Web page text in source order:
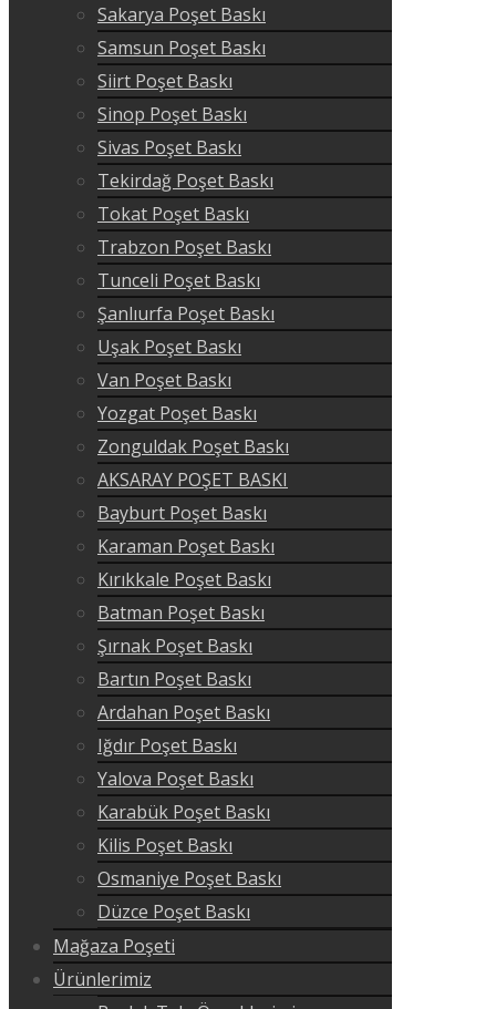
Sakarya Poşet Baskı
Samsun Poşet Baskı
Siirt Poşet Baskı
Sinop Poşet Baskı
Sivas Poşet Baskı
Tekirdağ Poşet Baskı
Tokat Poşet Baskı
Trabzon Poşet Baskı
Tunceli Poşet Baskı
Şanlıurfa Poşet Baskı
Uşak Poşet Baskı
Van Poşet Baskı
Yozgat Poşet Baskı
Zonguldak Poşet Baskı
AKSARAY POŞET BASKI
Bayburt Poşet Baskı
Karaman Poşet Baskı
Kırıkkale Poşet Baskı
Batman Poşet Baskı
Şırnak Poşet Baskı
Bartın Poşet Baskı
Ardahan Poşet Baskı
Iğdır Poşet Baskı
Yalova Poşet Baskı
Karabük Poşet Baskı
Kilis Poşet Baskı
Osmaniye Poşet Baskı
Düzce Poşet Baskı
Mağaza Poşeti
Ürünlerimiz